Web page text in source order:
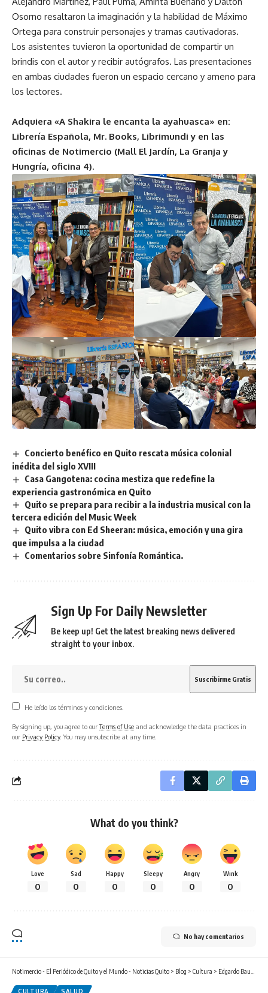
Osorno resaltaron la imaginación y la habilidad de Máximo
Ortega para construir personajes y tramas cautivadoras.
Los asistentes tuvieron la oportunidad de compartir un
brindis con el autor y recibir autógrafos. Las presentaciones
en ambas ciudades fueron un espacio cercano y ameno para
los lectores.
Adquiera «A Shakira le encanta la ayahuasca» en:
Librería Española, Mr. Books, Librimundi y en las
oficinas de Notimercio (Mall El Jardín, La Granja y
Hungría, oficina 4).
Concierto benéfico en Quito rescata música colonial
inédita del siglo XVIII
Casa Gangotena: cocina mestiza que redefine la
experiencia gastronómica en Quito
Quito se prepara para recibir a la industria musical con la
tercera edición del Music Week
Quito vibra con Ed Sheeran: música, emoción y una gira
que impulsa a la ciudad
Comentarios sobre Sinfonía Romántica.
Sign Up For Daily Newsletter
Be keep up! Get the latest breaking news delivered
straight to your inbox.
He leído los términos y condiciones.
By signing up, you agree to ourTerms of Use and acknowledge the data practices in
our Privacy Policy. You may unsubscribe at any time.
What do you think?
Love
0
Sad
0
Happy
0
Sleepy
0
Angry
0
Wink
0
No hay comentarios
Notimercio - El Periódico de Quito y el Mundo - Noticias Quito > Blog > Cultura > Edgardo Bauza y Alfonso Laso protagonizan el nuevo documental de TASE sobre el amor y el Alzheimer
CULTURA SALUD